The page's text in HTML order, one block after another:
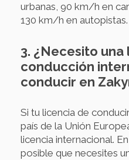
urbanas, 90 km/h en
130 km/h en autopistas.
3. ¿Necesito
conducción
conducir en
Si tu licencia de
país de la Unión
licencia internacional.
posible que necesites